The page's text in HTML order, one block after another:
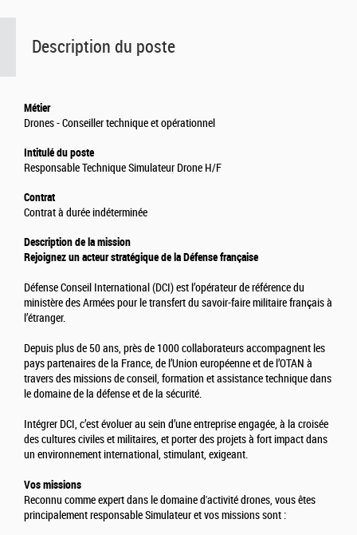
Description du poste
Métier
Drones - Conseiller technique et opérationnel
Intitulé du poste
Responsable Technique Simulateur Drone H/F
Contrat
Contrat à durée indéterminée
Description de la mission
Rejoignez un acteur stratégique de la Défense française
Défense Conseil International (DCI) est l’opérateur de référence du
ministère des Armées pour le transfert du savoir-faire militaire français à
l’étranger.
Depuis plus de 50 ans, près de 1000 collaborateurs accompagnent les
pays partenaires de la France, de l’Union européenne et de l’OTAN à
travers des missions de conseil, formation et assistance technique dans
le domaine de la défense et de la sécurité.
Intégrer DCI, c’est évoluer au sein d’une entreprise engagée, à la croisée
des cultures civiles et militaires, et porter des projets à fort impact dans
un environnement international, stimulant, exigeant.
Vos missions
Reconnu comme expert dans le domaine d'activité drones, vous êtes
principalement responsable Simulateur et vos missions sont :